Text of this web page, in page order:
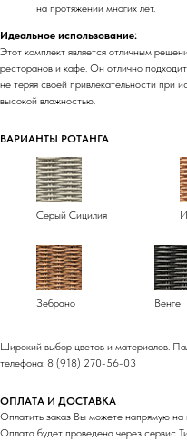
на протяжении многих лет.
Идеальное использование:
Этот комплект является отличным
ресторанов и кафе. Он отлично
не теряя своей привлекательности при
высокой влажностью.
ВАРИАНТЫ РОТАНГА
Серый Сицилия
Зебрано Венге
Широкий выбор цветов и материалов.
телефона: 8 (918) 270-56-03
ОПЛАТА И ДОСТАВКА
Оплатить заказ Вы можете напрямую на
Оплата будет проведена через сервис